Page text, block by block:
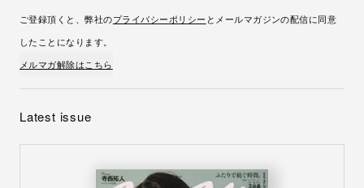
ご登録頂くと、弊社のプライバシーポリシー とメールマガジンの配信に同意
したことになります。
メルマガ解除はこちら
Latest issue